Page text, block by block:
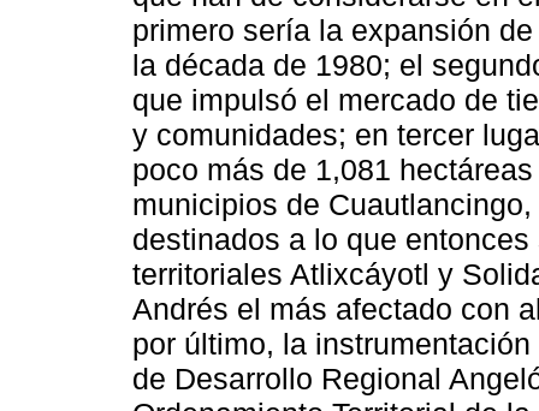
primero sería la expansión
la década de 1980; el
que impulsó el mercado de
y comunidades; en tercer
poco más de 1,081
municipios de
destinados a lo que
territoriales Atlixcáyotl y
Andrés el más afectado con
por último, la
de Desarrollo Regional